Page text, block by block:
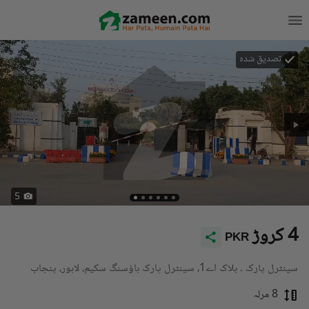
تصدیق شدہ
5
PKR 4 کروڑ
سینٹرل پارک ۔ بلاک اے1، سینٹرل پارک ہاؤسنگ سکیم، لاہور، پنجاب
8 مرلہ